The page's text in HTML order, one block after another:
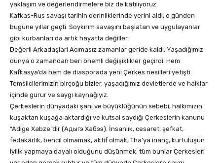
yaklaşım ve değerlendirmelere biz de katılıyoruz.
Kafkas-Rus savaşı tarihin derinliklerinde yerini aldı, o günden
bugüne yıllar geçti. Soykırım savaşını başlatan ve uygulayanlar
gibi kurbanları da artık hayatta değiller.
Değerli Arkadaşlar! Acımasız zamanlar geride kaldı. Yaşadığımız
dünya o zamandan beri önemli değişiklikler geçirdi. Hem
Kafkasya’da hem de diasporada yeni Çerkes nesilleri yetişti.
Temsilcilerimizin birçoğu bizler, yaşadığımız devletlerde ve halklar
içinde gurur ve saygı kaynağıyız.
Çerkeslerin dünyadaki şanı ve büyüklüğünün sebebi, halkımızın
kuşaktan kuşağa aktardığı ve kutsal saydığı Çerkeslerin kanunu
“Adige Xabze”dir (Aдыгэ Xабзэ). İnsanlık, cesaret, şefkat,
fedakârlık, bencil olmamak, aktif olmak, Tha’ya inanç, kurtuluşun
iyilik yapmaya dayalı olduğunu düşünmek; tüm bunlar Çerkesleri